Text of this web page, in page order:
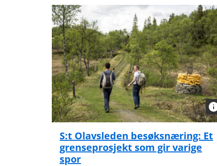
S:t Olavsleden besøksnæring: Et
grenseprosjekt som gir varige
spor